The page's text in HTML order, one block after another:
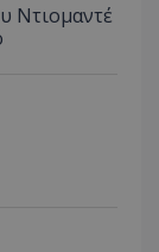
Ντιομαντέ